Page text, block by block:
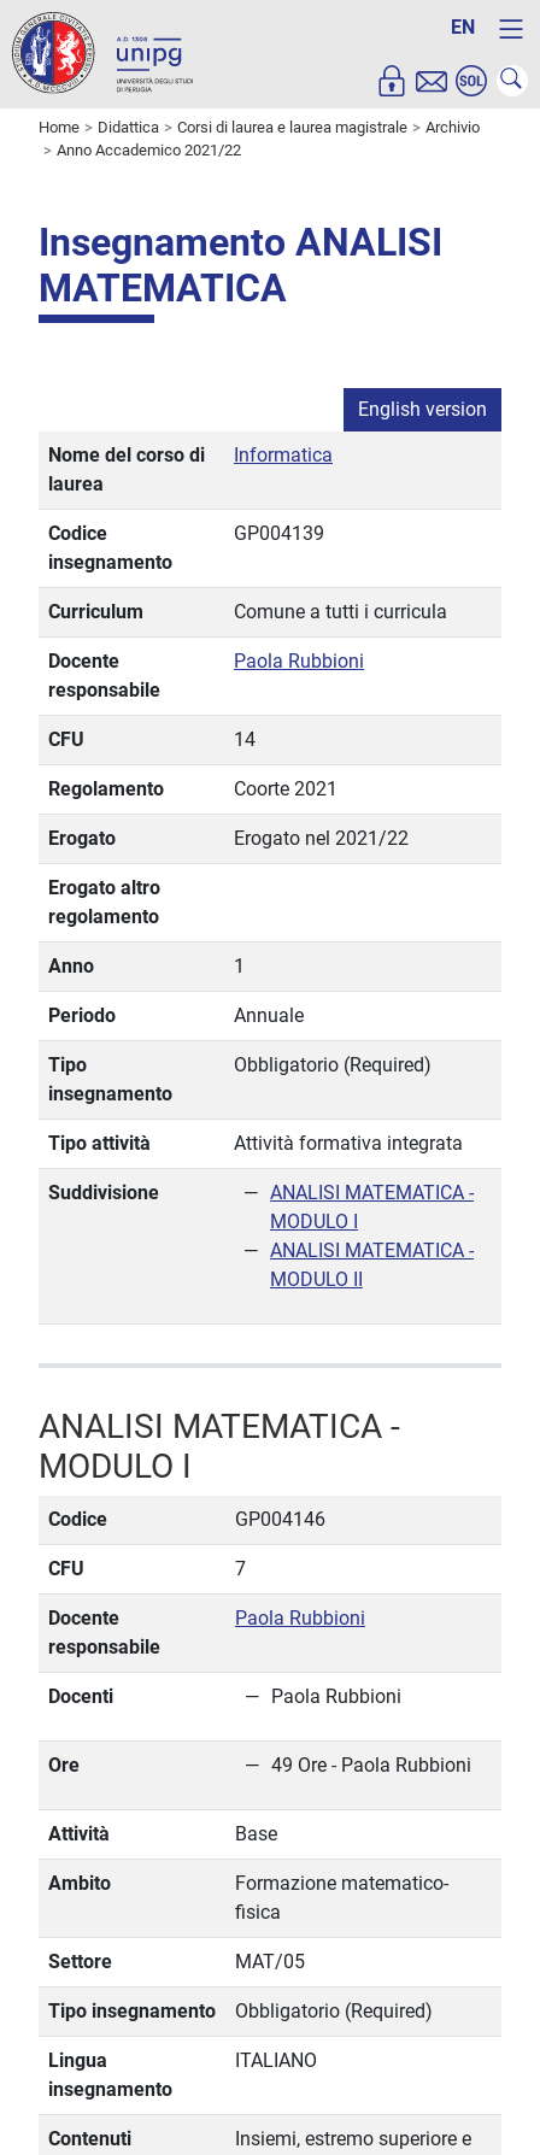
EN
Home Didattica Corsi di laurea e laurea magistrale
Archivio
Anno Accademico 2021/22
Insegnamento ANALISI
MATEMATICA
English version
Nome del corso di
laurea
Informatica
Codice
insegnamento
GP004139
Curriculum Comune a tutti i curricula
Docente
responsabile
Paola Rubbioni
CFU 14
Regolamento Coorte 2021
Erogato Erogato nel 2021/22
Erogato altro
regolamento
Anno 1
Periodo Annuale
Tipo
insegnamento
Obbligatorio (Required)
Tipo attività Attività formativa integrata
Suddivisione
ANALISI MATEMATICA -
MODULO I
ANALISI MATEMATICA -
MODULO II
ANALISI MATEMATICA -
MODULO I
Codice GP004146
CFU 7
Docente
responsabile
Paola Rubbioni
Docenti Paola Rubbioni
Ore 49 Ore - Paola Rubbioni
Attività Base
Ambito
Formazione matematico-
fisica
Settore MAT/05
Tipo insegnamento Obbligatorio (Required)
Lingua
insegnamento
ITALIANO
Contenuti
Insiemi, estremo superiore e